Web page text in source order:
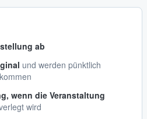
ab
und werden pünktlich
wenn die Veranstaltung
wird